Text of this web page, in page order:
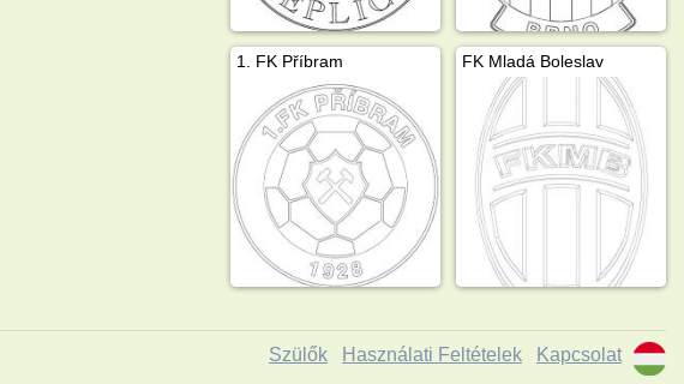
1. FK Příbram FK Mladá Boleslav
Szülők Használati Feltételek Kapcsolat